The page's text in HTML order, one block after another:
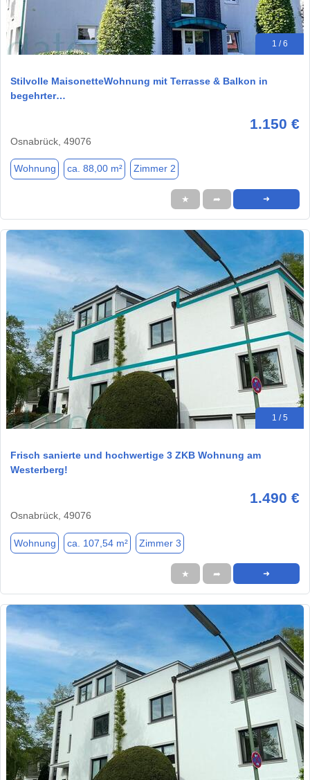
1 / 6
Stilvolle MaisonetteWohnung mit Terrasse & Balkon in
begehrter…
1.150 €
Osnabrück, 49076
Wohnung ca. 88,00 m² Zimmer 2
★ ➦ ➜
1 / 5
Frisch sanierte und hochwertige 3 ZKB Wohnung am
Westerberg!
1.490 €
Osnabrück, 49076
Wohnung ca. 107,54 m² Zimmer 3
★ ➦ ➜